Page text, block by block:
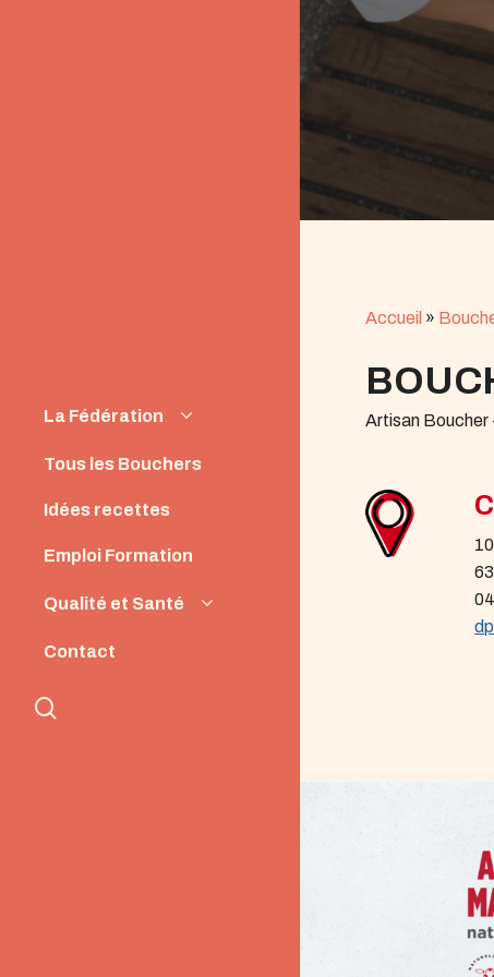
La Fédération
Instances
Tous les Bouchers
Idées recettes
Emploi Formation
Qualité et Santé
Origine et Qualité
Contact
Accueil »
Artisan